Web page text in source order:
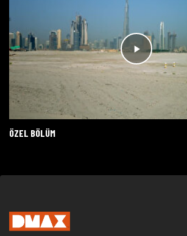
ÖZEL BÖLÜM